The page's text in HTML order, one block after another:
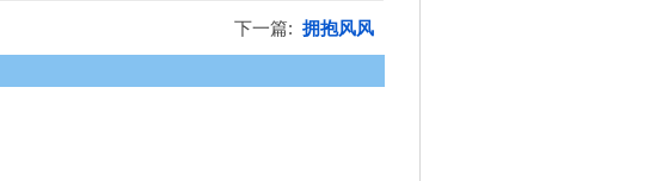
下一篇: 拥抱风风